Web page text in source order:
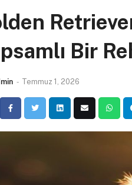
Bir
- Temmuz 1, 2026